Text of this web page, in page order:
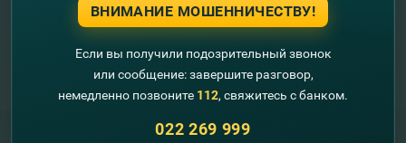
ВНИМАНИЕ МОШЕННИЧЕСТВУ!
Если вы получили подозрительный звонок
или сообщение: завершите разговор,
немедленно позвоните 112, свяжитесь с банком.
022 269 999